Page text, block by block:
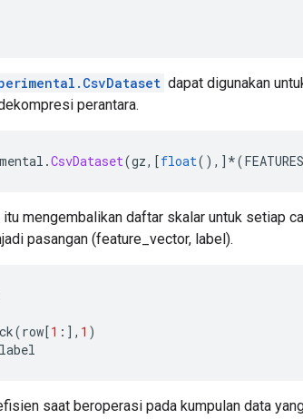
dapat digunakan
perantara.
.CsvDataset(gz,[float(),]*(FEATURES
mengembalikan daftar skalar untuk setiap
pasangan (feature_vector, label).
(row[1 :], 1 )
label
saat beroperasi pada kumpulan data